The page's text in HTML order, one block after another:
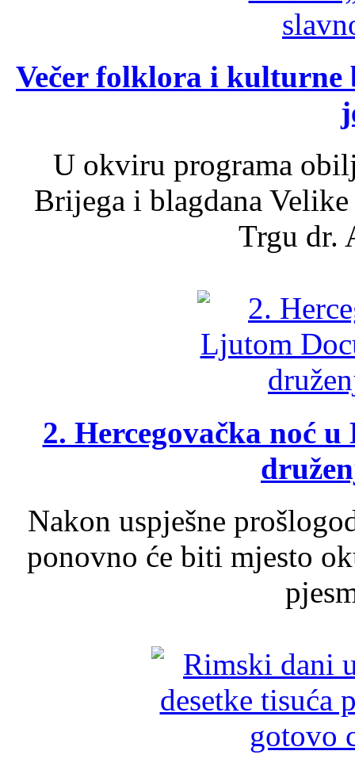
Večer folklora i kulturne
U okviru programa
Brijega i blagdana
Trgu dr.
2. Hercegovačka noć
Nakon uspješne
ponovno će biti mjesto